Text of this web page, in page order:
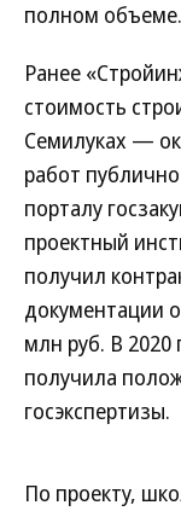
полном объеме.
Ранее
стоимость
Семилуках —
работ
порталу
проектный
получил
документации
млн руб. В
получила
госэкспертизы.
По проекту,